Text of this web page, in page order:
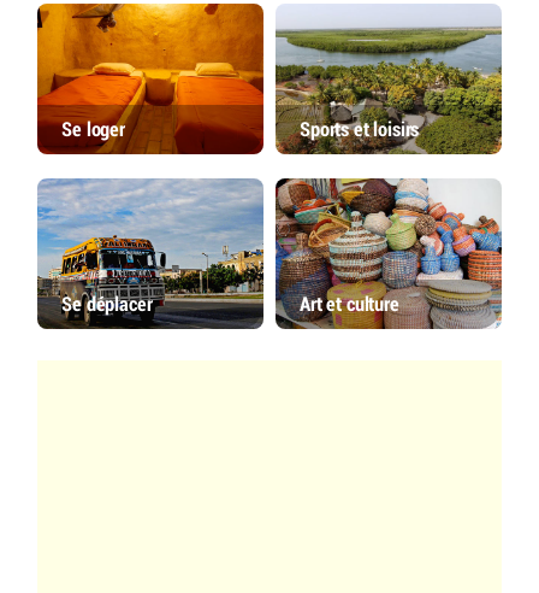
Se loger Sports et loisirs
Se déplacer Art et culture